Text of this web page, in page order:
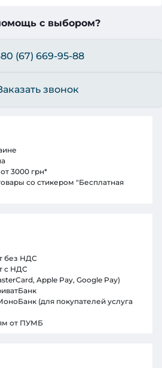
с выбором?
(67) 669-95-88
звонок
3000 грн*
со стикером "Бесплатная
без НДС
с НДС
Apple Pay, Google Pay)
(для покупателей услуга
от ПУМБ